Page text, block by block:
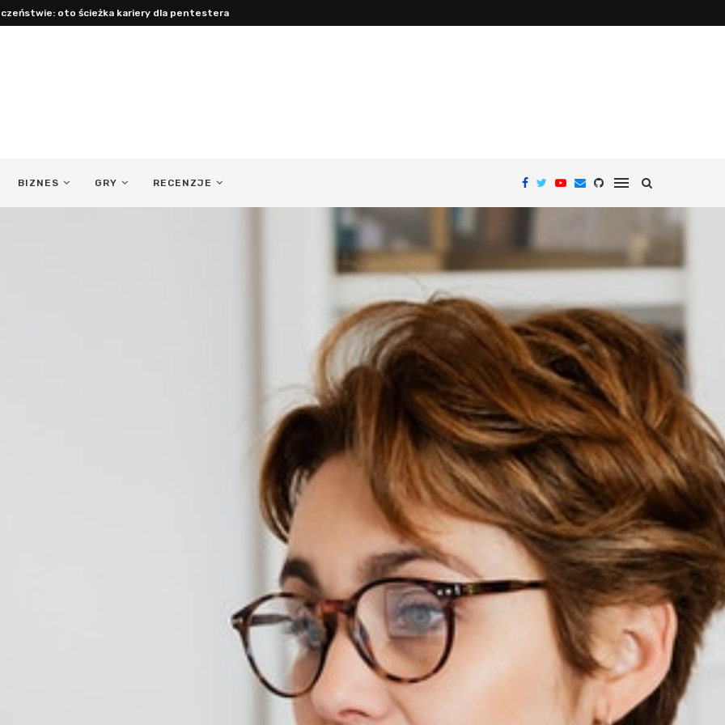
oto ścieżka kariery dla pentestera
BIZNES GRY RECENZJE